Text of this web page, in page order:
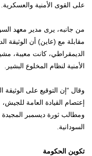
على القوى الأمنية والعسكرية.
من جانبه، يرى مدير معهد
مقابلة مع (عاين) أن الوثيقة
الديمقراطي، كانت معيبة،
الأمنية لنظام المخلوع البشير.
وقال “إن التوقيع على
إعتصام القيادة العامة
ومطالب ثورة ديسمبر المجيدة
السودانية.
تكوين الحكومة